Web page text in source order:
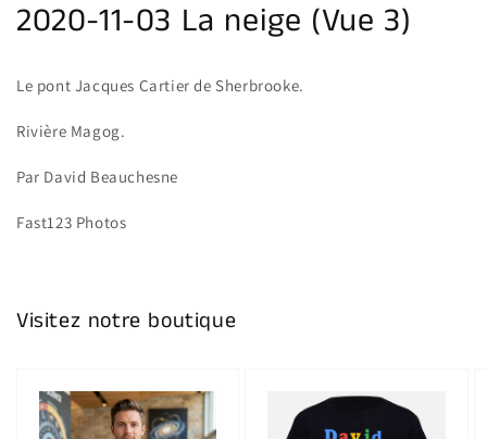
2020-11-03 La neige (Vue 3)
Le pont Jacques Cartier de Sherbrooke.
Rivière Magog.
Par David Beauchesne
Fast123 Photos
Visitez notre boutique